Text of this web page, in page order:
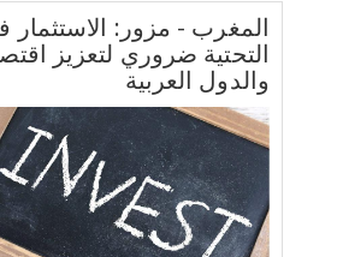
المغرب - مزور: الاستثمار
التحتية ضروري لتعزيز
والدول العربية